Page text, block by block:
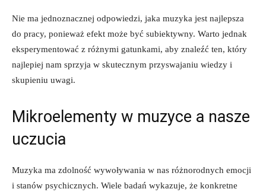
Nie ma jednoznacznej odpowiedzi, jaka muzyka jest najlepsza
do pracy, ponieważ efekt może być subiektywny. Warto jednak
eksperymentować z różnymi gatunkami, aby znaleźć ten, który
najlepiej nam sprzyja w skutecznym przyswajaniu wiedzy i
skupieniu uwagi.
Mikroelementy w muzyce a nasze
uczucia
Muzyka ma zdolność wywoływania w nas różnorodnych emocji
i stanów psychicznych. Wiele badań wykazuje, że konkretne